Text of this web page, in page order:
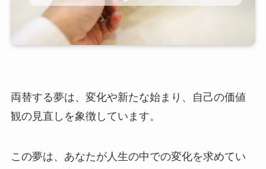
両替する夢は、変化や新たな始まり、自己の価値
観の見直しを象徴しています。
この夢は、あなたが人生の中での変化を求めてい